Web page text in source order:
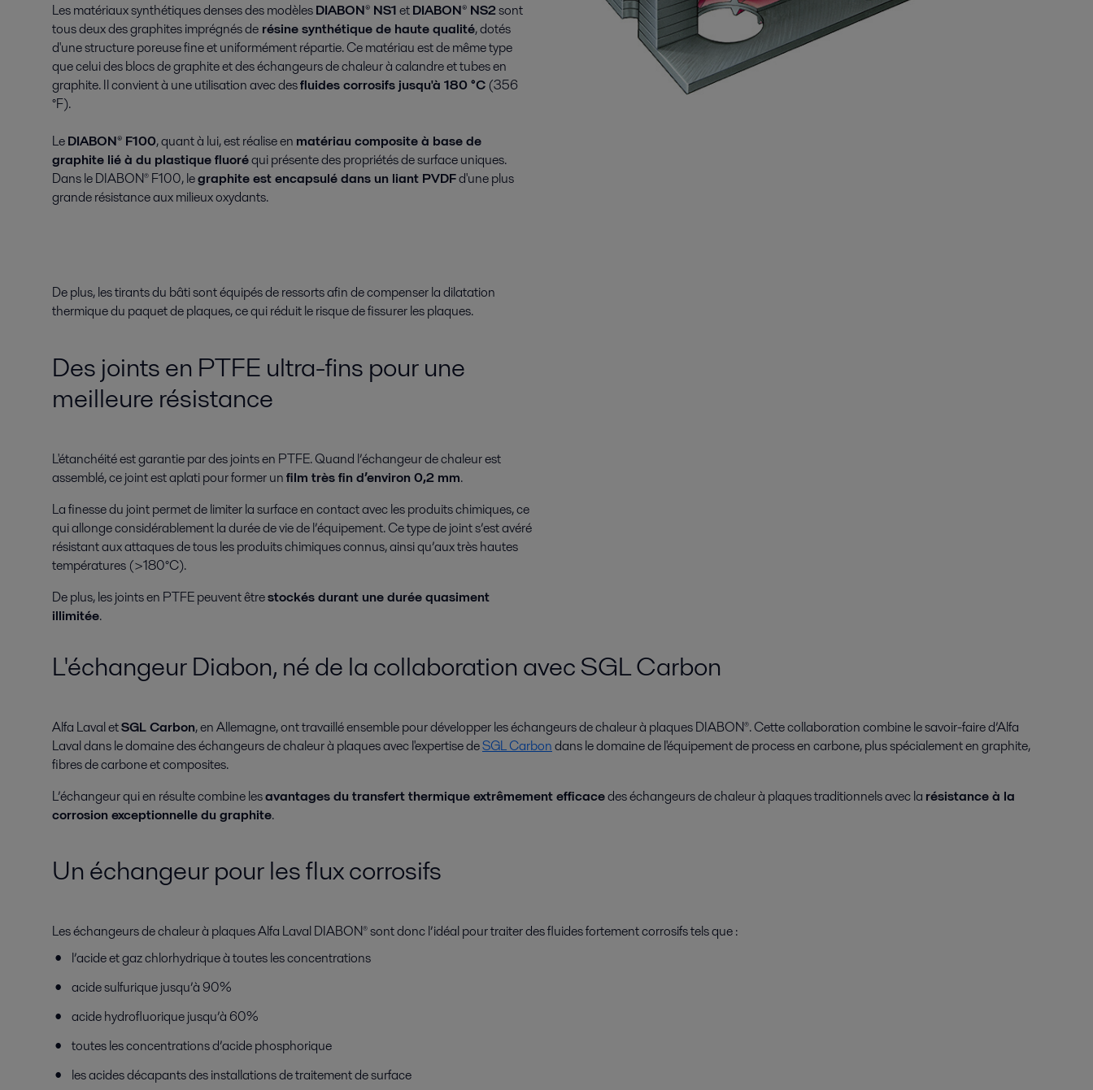
Les matériaux synthétiques denses des modèlesDIABON® NS1etDIABON® NS2sont
tous deux des graphites imprégnés de résine synthétique de haute qualité, dotés
d'une structure poreuse fine et uniformément répartie. Ce matériau est de même type
que celui des blocs de graphite et des échangeurs de chaleur à calandre et tubes en
graphite. Il convient à une utilisation avec desfluides corrosifs jusqu'à 180 °C (356
°F).
LeDIABON® F100, quant à lui, est réalise en matériau composite à base de
graphite lié à du plastique fluoréqui présente des propriétés de surface uniques.
Dans le DIABON® F100, legraphite est encapsulé dans un liant PVDFd'une plus
grande résistance aux milieux oxydants.
De plus, les tirants du bâti sont équipés de ressorts afin de compenser la dilatation
thermique du paquet de plaques, ce qui réduit le risque de fissurer les plaques.
Des joints en PTFE ultra-fins pour une
meilleure résistance
L'étanchéité est garantie par des joints en PTFE. Quand l’échangeur de chaleur est
assemblé, ce joint est aplati pour former unfilm très fin d’environ 0,2 mm.
La finesse du joint permet de limiter la surface en contact avec les produits chimiques, ce
qui allonge considérablement la durée de vie de l’équipement. Ce type de joint s’est avéré
résistant aux attaques de tous les produits chimiques connus, ainsi qu’aux très hautes
températures (>180°C).
De plus, les joints en PTFE peuvent êtrestockés durant une durée quasiment
illimitée.
L'échangeur Diabon, né de la collaboration avec SGL Carbon
Alfa Laval etSGL Carbon, en Allemagne, ont travaillé ensemble pour développer les échangeurs de chaleur à plaques DIABON®. Cette collaboration combine le savoir-faire d’Alfa
Laval dans le domaine des échangeurs de chaleur à plaques avec l'expertise deSGL Carbondans le domaine de l'équipement de process en carbone, plus spécialement en graphite,
fibres de carbone et composites.
L’échangeur qui en résulte combine lesavantages du transfert thermique extrêmement efficacedes échangeurs de chaleur à plaques traditionnels avec la résistance à la
corrosion exceptionnelle du graphite.
Un échangeur pour les flux corrosifs
Les échangeurs de chaleur à plaques Alfa Laval DIABON® sont donc l’idéal pour traiter des fluides fortement corrosifs tels que :
l’acide et gaz chlorhydrique à toutes les concentrations
acide sulfurique jusqu’à 90%
acide hydrofluorique jusqu’à 60%
toutes les concentrations d’acide phosphorique
les acides décapants des installations de traitement de surface